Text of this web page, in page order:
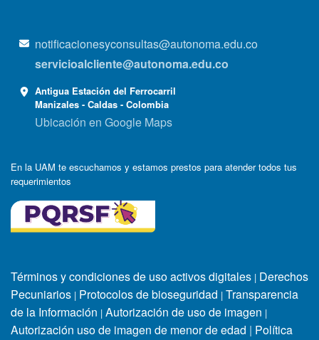
notificacionesyconsultas@autonoma.edu.co
servicioalcliente@autonoma.edu.co
Antigua Estación del Ferrocarril
Manizales - Caldas - Colombia
Ubicación en Google Maps
En la UAM te escuchamos y estamos prestos para atender todos tus
requerimientos
Términos y condiciones de uso activos digitales | Derechos
Pecuniarios | Protocolos de bioseguridad | Transparencia
de la Información | Autorización de uso de imagen |
Autorización uso de imagen de menor de edad | Política